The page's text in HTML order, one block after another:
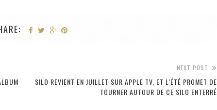
NEXT POST
SILO REVIENT EN JUILLET SUR APPLE TV, ET L’ÉTÉ PROMET DE
TOURNER AUTOUR DE CE SILO ENTERRÉ